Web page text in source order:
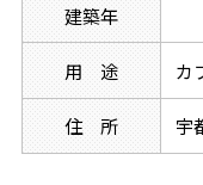
建築年
用 途 カ
住 所 宇